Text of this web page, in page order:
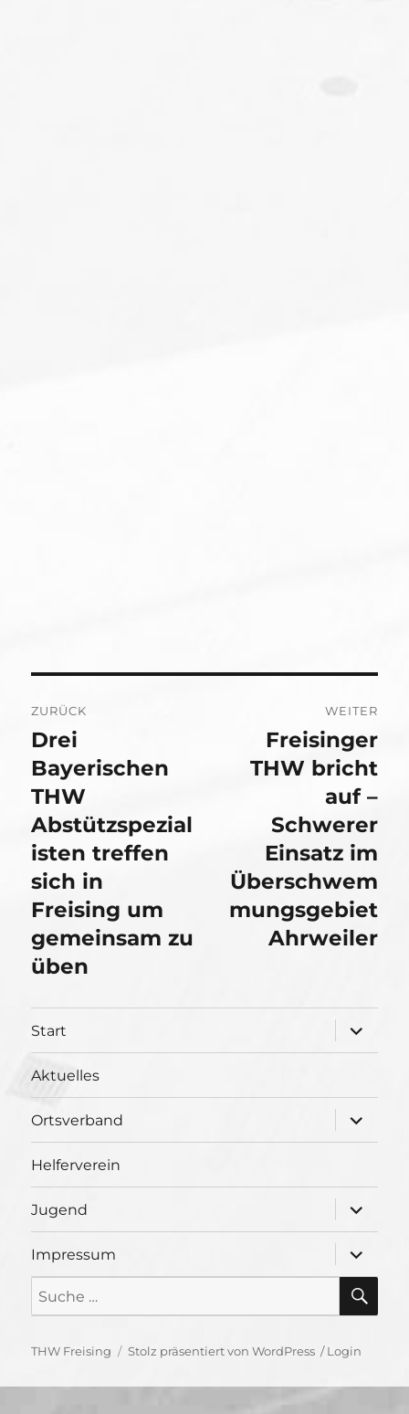
ZURÜCK
Vorheriger
Beitrag:
Drei
Bayerischen
THW
Abstützspezial
isten treffen
sich in
Freising um
gemeinsam zu
üben
WEITER
Nächster
Beitrag:
Freisinger
THW bricht
auf –
Schwerer
Einsatz im
Überschwem
mungsgebiet
Ahrweiler
Start
öffnen
Aktuelles
Ortsverband
öffnen
Helferverein
Jugend
öffnen
Impressum
öffnen
Suche
nach:
THW Freising Stolz präsentiert von WordPress /Login